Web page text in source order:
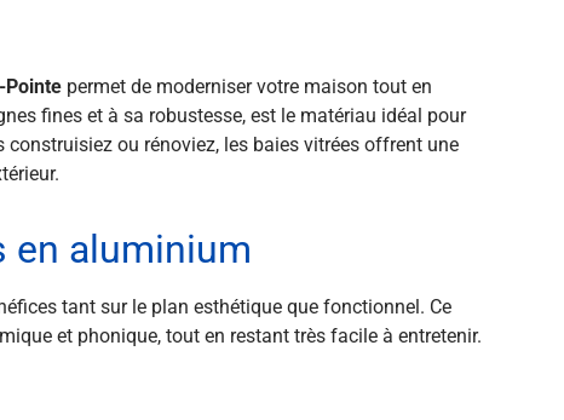
Pointepermet de moderniser votre maison tout en
fines et à sa robustesse, est le matériau idéal pour
ou rénoviez, les baies vitrées offrent une
en aluminium
tant sur le plan esthétique que fonctionnel. Ce
et phonique, tout en restant très facile à entretenir.